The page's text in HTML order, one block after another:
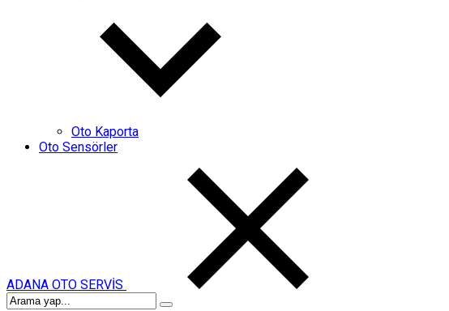
Oto Kaporta
Oto Sensörler
ADANA OTO SERVİS